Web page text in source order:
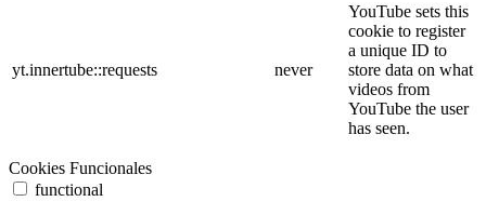
yt.innertube::requests never
YouTube sets this
cookie to register
a unique ID to
store data on what
videos from
YouTube the user
has seen.
Cookies Funcionales
functional